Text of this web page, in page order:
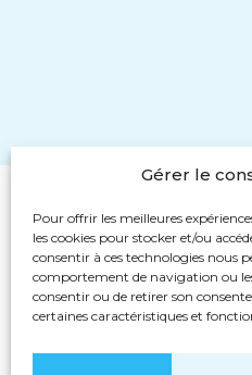
Gérer le
Pour offrir les meilleures
les cookies pour stocker et/ou
consentir à ces technologies nous
comportement de navigation ou
consentir ou de retirer son
certaines caractéristiques et